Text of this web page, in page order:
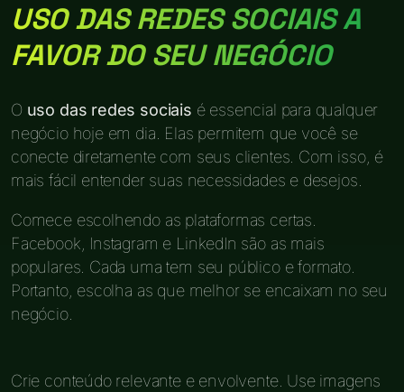
USO DAS REDES SOCIAIS A
FAVOR DO SEU NEGÓCIO
O uso das redes sociais é essencial para qualquer
negócio hoje em dia. Elas permitem que você se
conecte diretamente com seus clientes. Com isso, é
mais fácil entender suas necessidades e desejos.
Comece escolhendo as plataformas certas.
Facebook, Instagram e LinkedIn são as mais
populares. Cada uma tem seu público e formato.
Portanto, escolha as que melhor se encaixam no seu
negócio.
Crie conteúdo relevante e envolvente. Use imagens